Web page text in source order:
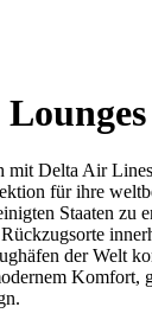
mit Delta Air
für ihre
Staaten zu
der Welt
Komfort,